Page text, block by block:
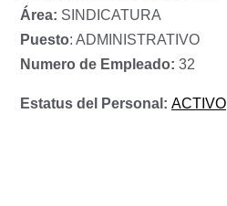
Área: SINDICATURA
Puesto: ADMINISTRATIVO
Numero de Empleado: 32
Estatus del Personal: ACTIVO